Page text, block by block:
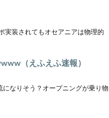
実装されてもオセアニアは物理的
（えふえふ速報）
なりそう？オープニングが乗り物